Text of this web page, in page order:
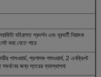
বহিরাগত প্রদর্শন এবং দূরবর্তী নিয়ামক
করা যেতে পারে
পাসওয়ার্ড, প্রশাসক পাসওয়ার্ড, 2 এনক্রিপ্ট
জন্য স্তরের ব্যবস্থাপনা